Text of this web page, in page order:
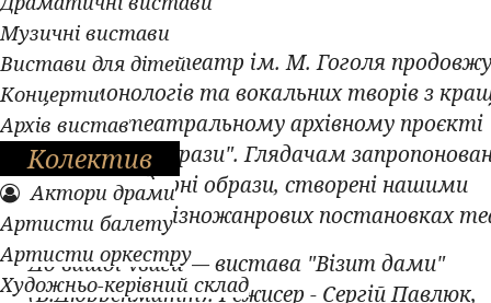
Музичні вистави
Вистави для дітей
Концерти
Архів вистав
Колектив
Актори драми
Артисти балету
Артисти оркестру
Художньо-керівний склад
Полтавський театр ім. М. Гоголя
серію монологів та вокальних творів з
вистав у театральному архівному проєкті
"Легендарні образи". Глядачам
уваги легендарні образи, створені нашими
акторами у різножанрових постановках
До вашої уваги — вистава "Візит дами"
(В.Дюрренматт). Режисер - Сергій Павлюк,